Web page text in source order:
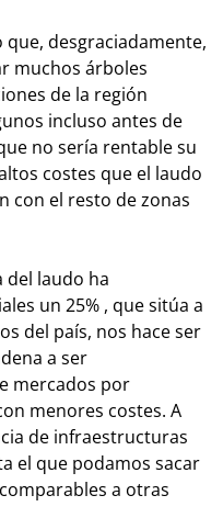
desgraciadamente,
muchos árboles
de la región
incluso antes de
no sería rentable su
costes que el laudo
con el resto de zonas
del laudo ha
un 25% , que sitúa a
del país, nos hace ser
a ser
mercados por
menores costes. A
de infraestructuras
el que podamos sacar
a otras